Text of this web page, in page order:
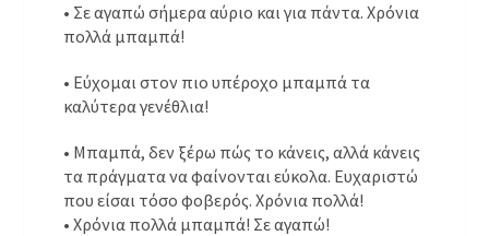
• Σε αγαπώ σήμερα αύριο και για πάντα. Χρόνια
πολλά μπαμπά!
• Εύχομαι στον πιο υπέροχο μπαμπά τα
καλύτερα γενέθλια!
• Μπαμπά, δεν ξέρω πώς το κάνεις, αλλά κάνεις
τα πράγματα να φαίνονται εύκολα. Ευχαριστώ
που είσαι τόσο φοβερός. Χρόνια πολλά!
• Χρόνια πολλά μπαμπά! Σε αγαπώ!